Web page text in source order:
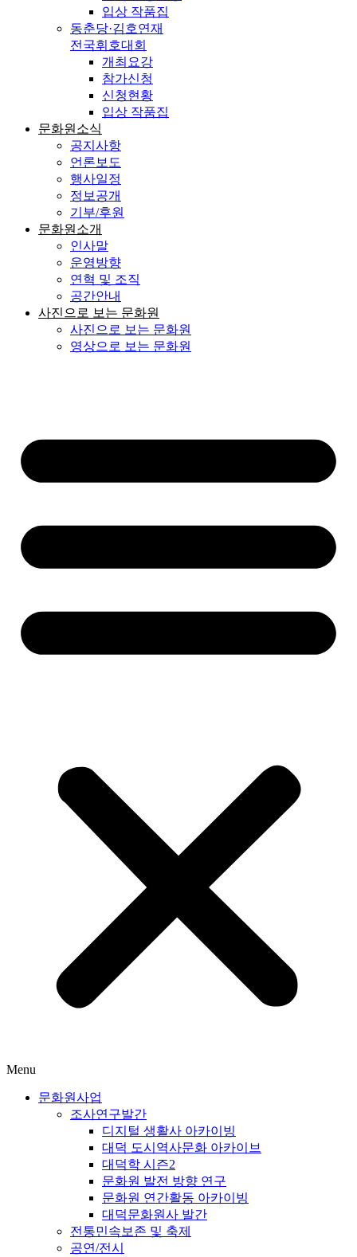
입상 작품집
동춘당·김호연재
전국휘호대회
개최요강
참가신청
신청현황
입상 작품집
문화원소식
공지사항
언론보도
행사일정
정보공개
기부/후원
문화원소개
인사말
운영방향
연혁 및 조직
공간안내
사진으로 보는 문화원
사진으로 보는 문화원
영상으로 보는 문화원
Menu
문화원사업
조사연구발간
디지털 생활사 아카이빙
대덕 도시역사문화 아카이브
대덕학 시즌2
문화원 발전 방향 연구
문화원 연간활동 아카이빙
대덕문화원사 발간
전통민속보존 및 축제
공연/전시